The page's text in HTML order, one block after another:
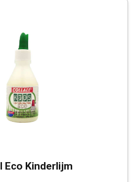
Eco Kinderlijm